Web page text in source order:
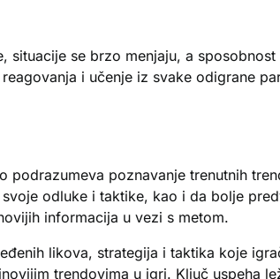
situacije se brzo menjaju, a
i učenje iz svake odigrane
podrazumeva poznavanje trenutnih
odluke i taktike, kao i da bolje
informacija u vezi s metom.
likova, strategija i taktika koje
trendovima u igri. Ključ uspeha